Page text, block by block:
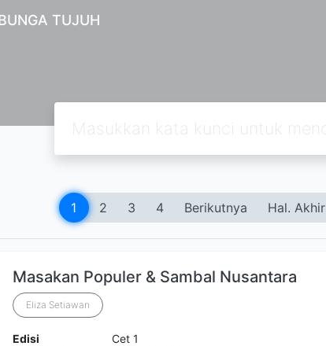
TUJUH
1 2 3 4 Berikutnya Hal. Akhir
Masakan Populer & Sambal Nusantara
Eliza Setiawan
Edisi
Cet 1